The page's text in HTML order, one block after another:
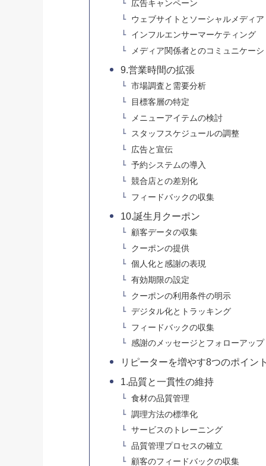
広告キャンペーン
ウェブサイトとソーシャルメディア
インフルエンサーマーケティング
メディア関係者とのコミュニケー
9.営業時間の拡張
市場調査と需要分析
目標客層の特定
メニューアイテムの検討
スタッフスケジュールの調整
広告と宣伝
予約システムの導入
競合店との差別化
フィードバックの収集
10.誕生月クーポン
顧客データの収集
クーポンの提供
個人化と感謝の表現
有効期限の設定
クーポンの利用条件の明示
デジタル化とトラッキング
フィードバックの収集
感謝のメッセージとフォローアップ
リピーターを増やす8つのポイン
1.品質と一貫性の維持
食材の品質管理
調理方法の標準化
サービスのトレーニング
品質管理プロセスの確立
顧客のフィードバックの収集